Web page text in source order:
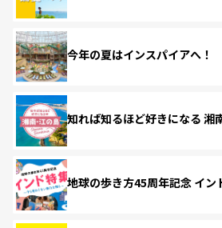
今年の夏はインスパイアへ！
知れば知るほど好きになる 湘
地球の歩き方45周年記念 イン